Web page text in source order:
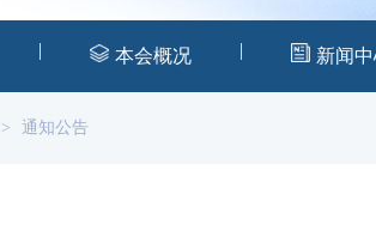
| 本会概况 | 新闻
> 通知公告